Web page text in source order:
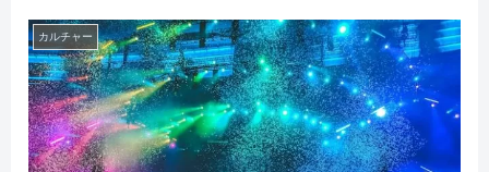
カルチャー